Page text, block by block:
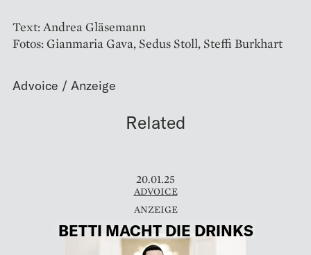
Text: Andrea Gläsemann
Fotos: Gianmaria Gava, Sedus Stoll, Steffi Burkhart
Related
20.01.25
ADVOICE
BETTI MACHT DIE DRINKS